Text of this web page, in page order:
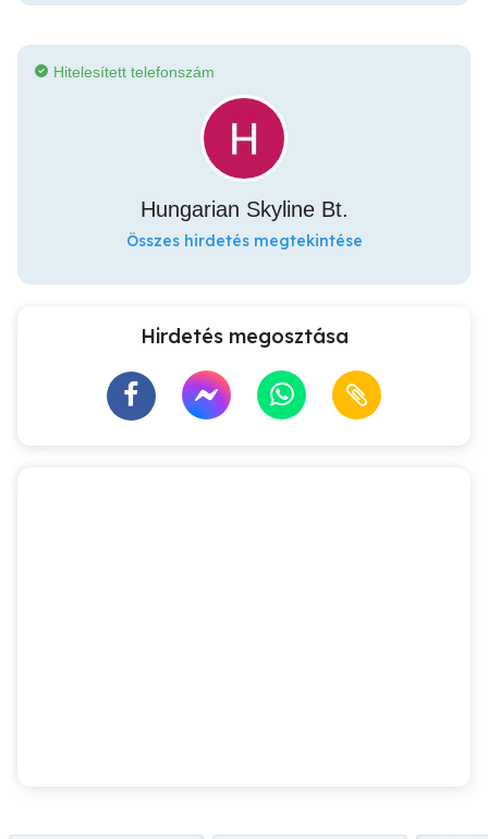
Hitelesített telefonszám
Hungarian Skyline Bt.
Összes hirdetés megtekintése
Hirdetés megosztása